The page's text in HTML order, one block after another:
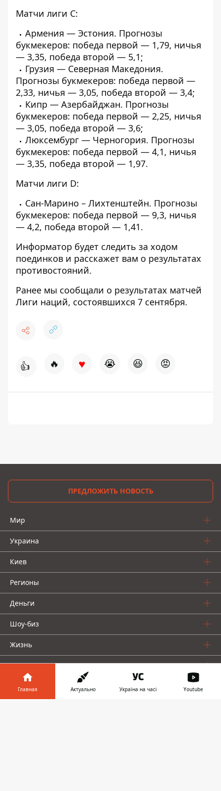
Матчи лиги С:
Армения — Эстония. Прогнозы
букмекеров: победа первой — 1,79, ничья
— 3,35, победа второй — 5,1;
Грузия — Северная Македония.
Прогнозы букмекеров: победа первой —
2,33, ничья — 3,05, победа второй — 3,4;
Кипр — Азербайджан. Прогнозы
букмекеров: победа первой — 2,25, ничья
— 3,05, победа второй — 3,6;
Люксембург — Черногория. Прогнозы
букмекеров: победа первой — 4,1, ничья
— 3,35, победа второй — 1,97.
Матчи лиги D:
Сан-Марино – Лихтенштейн. Прогнозы
букмекеров: победа первой — 9,3, ничья
— 4,2, победа второй — 1,41.
Информатор будет следить за ходом
поединков и расскажет вам о результатах
противостояний.
Ранее мы сообщали о результатах матчей
Лиги наций, состоявшихся 7 сентября.
👍 🔥 ♥ 😭 😆 😡
ПРЕДЛОЖИТЬ НОВОСТЬ
Мир
Украина
Киев
Регионы
Деньги
Шоу-биз
Жизнь
О нас
Главная Актуально Україна на часі Youtube